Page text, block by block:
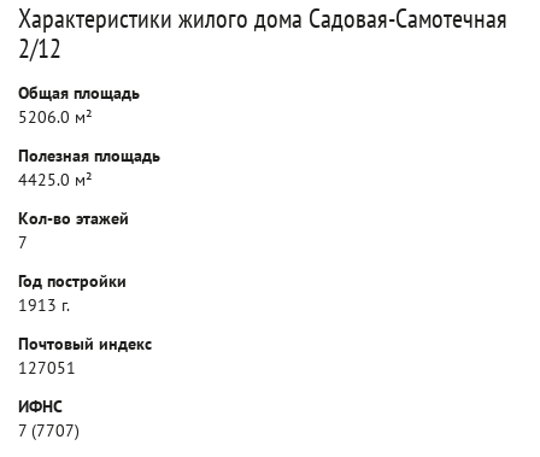
Характеристики жилого дома Садовая-Самотечная
2/12
Общая площадь
5206.0 м²
Полезная площадь
4425.0 м²
Кол-во этажей
7
Год постройки
1913 г.
Почтовый индекс
127051
ИФНС
7 (7707)